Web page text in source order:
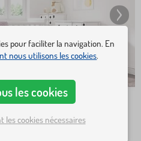
pour faciliter la navigation. En
nous utilisons les cookies.
les cookies
cookies nécessaires